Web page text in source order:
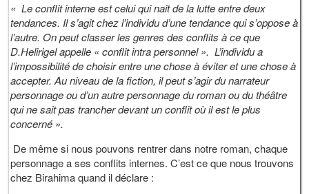
« Le conflit interne est celui qui nait de la lutte entre deux
tendances. Il s’agit chez l’individu d’une tendance qui s’oppose à
l’autre. On peut classer les genres des conflits à ce que
D.Helirigel appelle « conflit intra personnel ». L’individu a
l’impossibilité de choisir entre une chose à éviter et une chose à
accepter. Au niveau de la fiction, il peut s’agir du narrateur
personnage ou d’un autre personnage du roman ou du théâtre
qui ne sait pas trancher devant un conflit où il est le plus
concerné ».
De même si nous pouvons rentrer dans notre roman, chaque
personnage a ses conflits internes. C’est ce que nous trouvons
chez Birahima quand il déclare :